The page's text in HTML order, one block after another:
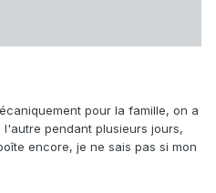
pour la famille, on a
pendant plusieurs jours,
encore, je ne sais pas si mon